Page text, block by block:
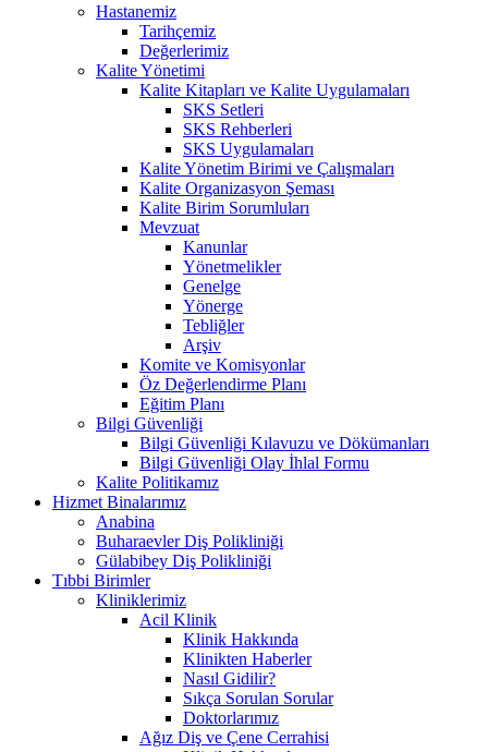
Hastanemiz
Tarihçemiz
Değerlerimiz
Kalite Yönetimi
Kalite Kitapları ve Kalite Uygulamaları
SKS Setleri
SKS Rehberleri
SKS Uygulamaları
Kalite Yönetim Birimi ve Çalışmaları
Kalite Organizasyon Şeması
Kalite Birim Sorumluları
Mevzuat
Kanunlar
Yönetmelikler
Genelge
Yönerge
Tebliğler
Arşiv
Komite ve Komisyonlar
Öz Değerlendirme Planı
Eğitim Planı
Bilgi Güvenliği
Bilgi Güvenliği Kılavuzu ve Dökümanları
Bilgi Güvenliği Olay İhlal Formu
Kalite Politikamız
Hizmet Binalarımız
Anabina
Buharaevler Diş Polikliniği
Gülabibey Diş Polikliniği
Tıbbi Birimler
Kliniklerimiz
Acil Klinik
Klinik Hakkında
Klinikten Haberler
Nasıl Gidilir?
Sıkça Sorulan Sorular
Doktorlarımız
Ağız Diş ve Çene Cerrahisi